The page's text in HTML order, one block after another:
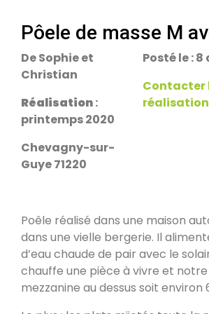
Rans 39700
PDM Yoloxalis
Oxalibre L
Les Salelles 48230
PDM modèle S
Urmatt 67280
Pôele de masse M
De Sophie et
Christian
Réalisation:
printemps 2020
Chevagny-sur-
Guye 71220
Posté le :
Contacter
réalisation
Poêle réalisé dans une maison
dans une vielle bergerie. Il
d’eau chaude de pair avec le
chauffe une pièce à vivre et
mezzanine au dessus soit environ